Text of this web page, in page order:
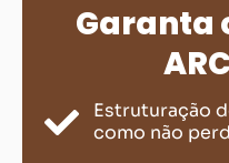
Garanta
ARC
Estruturação
como não